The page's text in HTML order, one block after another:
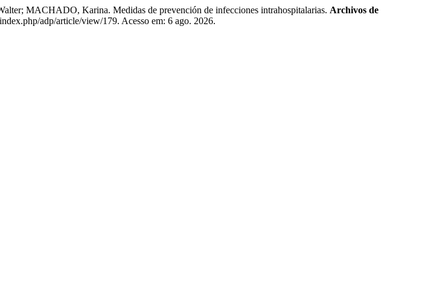
MACHADO, Karina. Medidas de prevención de infecciones intrahospitalarias. Archivos de
adp/article/view/179. Acesso em: 6 ago. 2026.